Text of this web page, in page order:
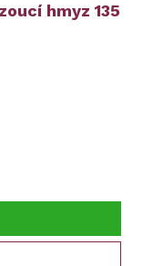
hmyz 135